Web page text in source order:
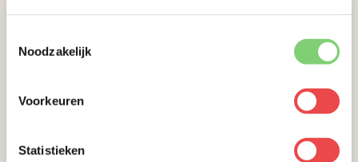
Noodzakelijk
Voorkeuren
Statistieken
Kippenvleugels